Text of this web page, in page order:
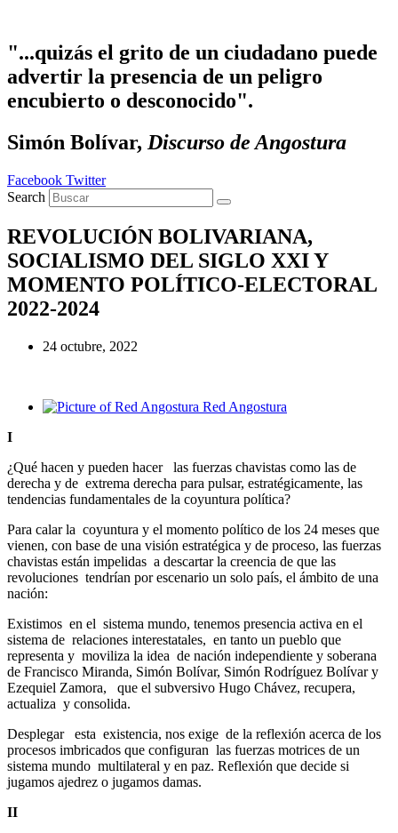
"...quizás el grito de un ciudadano puede
advertir la presencia de un peligro
encubierto o desconocido".
Simón Bolívar, Discurso de Angostura
Facebook Twitter
Search
REVOLUCIÓN BOLIVARIANA,
SOCIALISMO DEL SIGLO XXI Y
MOMENTO POLÍTICO-ELECTORAL
2022-2024
24 octubre, 2022
Red Angostura
I
¿Qué hacen y pueden hacer las fuerzas chavistas como las de
derecha y de extrema derecha para pulsar, estratégicamente, las
tendencias fundamentales de la coyuntura política?
Para calar la coyuntura y el momento político de los 24 meses que
vienen, con base de una visión estratégica y de proceso, las fuerzas
chavistas están impelidas a descartar la creencia de que las
revoluciones tendrían por escenario un solo país, el ámbito de una
nación:
Existimos en el sistema mundo, tenemos presencia activa en el
sistema de relaciones interestatales, en tanto un pueblo que
representa y moviliza la idea de nación independiente y soberana
de Francisco Miranda, Simón Bolívar, Simón Rodríguez Bolívar y
Ezequiel Zamora, que el subversivo Hugo Chávez, recupera,
actualiza y consolida.
Desplegar esta existencia, nos exige de la reflexión acerca de los
procesos imbricados que configuran las fuerzas motrices de un
sistema mundo multilateral y en paz. Reflexión que decide si
jugamos ajedrez o jugamos damas.
II